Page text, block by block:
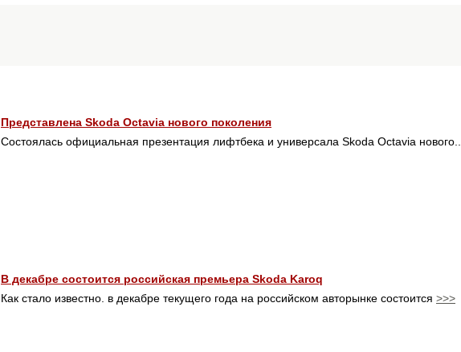
Представлена Skoda Octavia нового поколения
Состоялась официальная презентация лифтбека и универсала Skoda Octavia нового..
В декабре состоится российская премьера Skoda Karoq
Как стало известно. в декабре текущего года на российском авторынке состоится >>>